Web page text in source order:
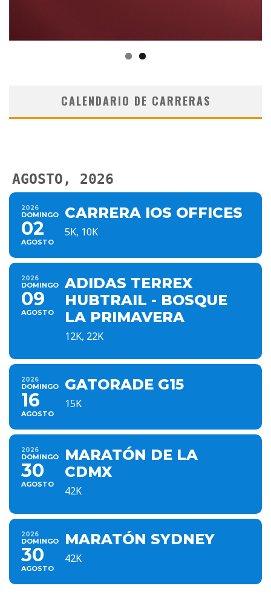
CALENDARIO DE CARRERAS
AGOSTO, 2026
2026
DOMINGO
02
AGOSTO
CARRERA IOS OFFICES
5K, 10K
2026
DOMINGO
09
AGOSTO
ADIDAS TERREX
HUBTRAIL - BOSQUE
LA PRIMAVERA
12K, 22K
2026
DOMINGO
16
AGOSTO
GATORADE G15
15K
2026
DOMINGO
30
AGOSTO
MARATÓN DE LA
CDMX
42K
2026
DOMINGO
30
AGOSTO
MARATÓN SYDNEY
42K